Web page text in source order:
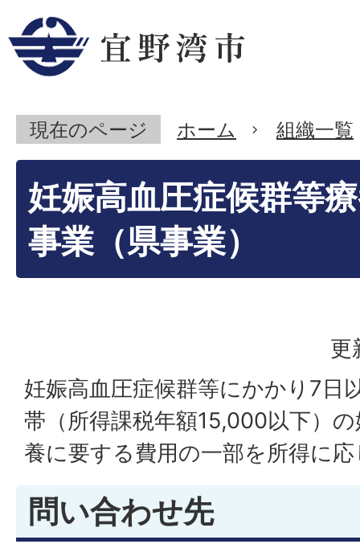
現在のページ ホーム 組織一覧
妊娠高血圧症候群等
事業（県事業）
更
妊娠高血圧症候群等にかかり7日
帯（所得課税年額15,000以下）
養に要する費用の一部を所得に
問い合わせ先